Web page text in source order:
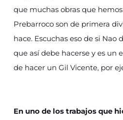
que muchas obras que
Prebarroco son de primera
hace. Escuchas eso de si Nao
que así debe hacerse y es un
de hacer un Gil Vicente, por
En uno de los trabajos que